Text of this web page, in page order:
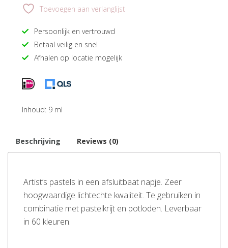
Toevoegen aan verlanglijst
Persoonlijk en vertrouwd
Betaal veilig en snel
Afhalen op locatie mogelijk
Inhoud: 9 ml
Beschrijving Reviews (0)
Artist’s pastels in een afsluitbaat napje. Zeer
hoogwaardige lichtechte kwaliteit. Te gebruiken in
combinatie met pastelkrijt en potloden. Leverbaar
in 60 kleuren.